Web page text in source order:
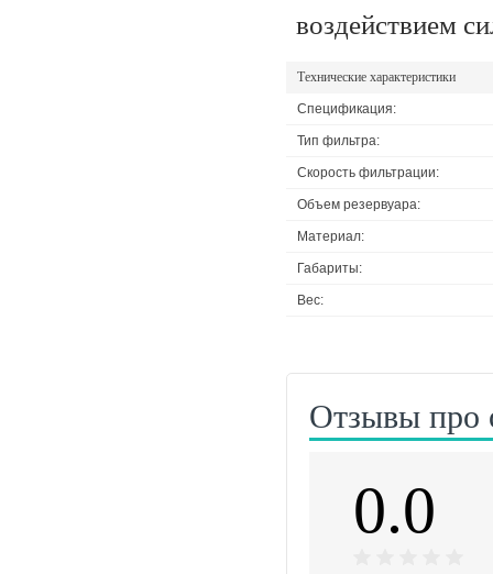
воздействием
Технические характеристики
Спецификация:
Тип фильтра:
Скорость фильтрации:
Объем резервуара:
Материал:
Габариты:
Вес:
Отзывы про
0.0